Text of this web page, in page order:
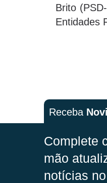
Brito
Entidades
Receba
Complete
mão
notícias